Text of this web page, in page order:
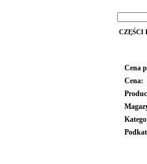
CZĘŚCI
Cena
Cena: